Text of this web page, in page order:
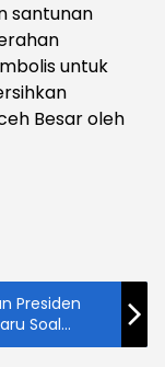
santunan
untuk
Besar oleh
Presiden
Soal